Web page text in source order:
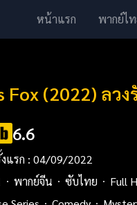
หน้าแรก พากย์ไ
Fox (2022) ลว
6.6
แรก : 04/09/2022
พากย์จีน ซับไทย
Full